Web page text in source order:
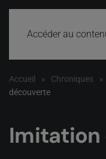
Accéder au
Accueil Chroniques
découverte
Imitation